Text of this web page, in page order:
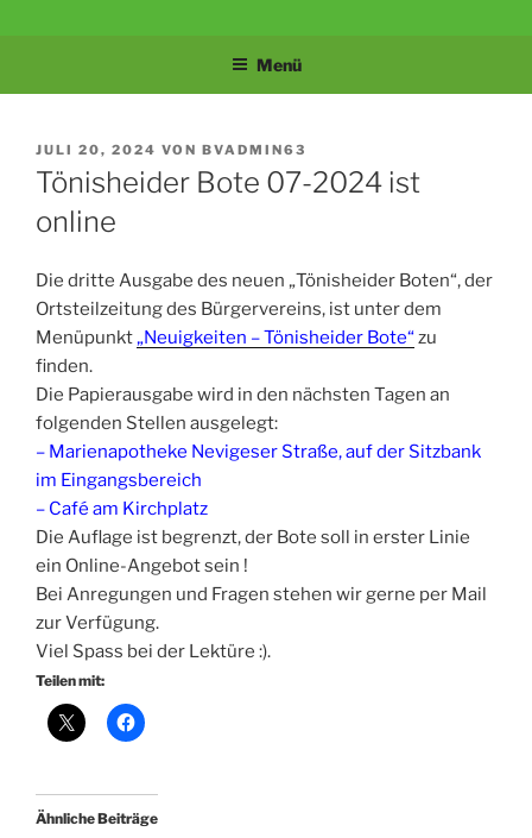
TÖNISHEIDE 1907
E.V.
Menü
VERÖFFENTLICHT
AM
JULI 20, 2024 VON BVADMIN63
Tönisheider Bote 07-2024 ist
online
Die dritte Ausgabe des neuen „Tönisheider Boten“, der
Ortsteilzeitung des Bürgervereins, ist unter dem
Menüpunkt„Neuigkeiten – Tönisheider Bote“zu
finden.
Die Papierausgabe wird in den nächsten Tagen an
folgenden Stellen ausgelegt:
– Marienapotheke Nevigeser Straße, auf der Sitzbank
im Eingangsbereich
– Café am Kirchplatz
Die Auflage ist begrenzt, der Bote soll in erster Linie
ein Online-Angebot sein !
Bei Anregungen und Fragen stehen wir gerne per Mail
zur Verfügung.
Viel Spass bei der Lektüre :).
Teilen mit:
Ähnliche Beiträge